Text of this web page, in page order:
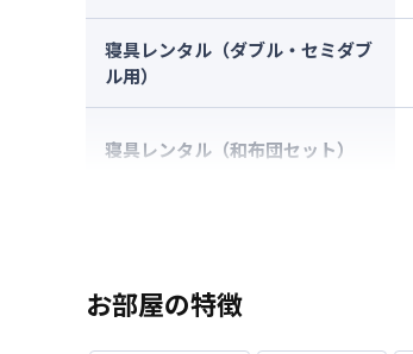
寝具レンタル（ダブル・セミダブ
ル用）
寝具レンタル（和布団セット）
お部屋の特徴